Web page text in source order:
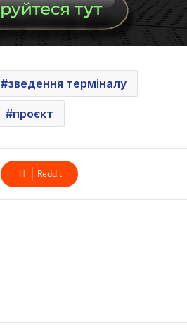
зведення терміналу
проєкт
Reddit